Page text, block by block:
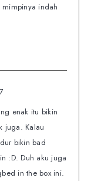
indah
enak itu bikin
juga. Kalau
bikin bad
:D. Duh aku juga
in the box ini.